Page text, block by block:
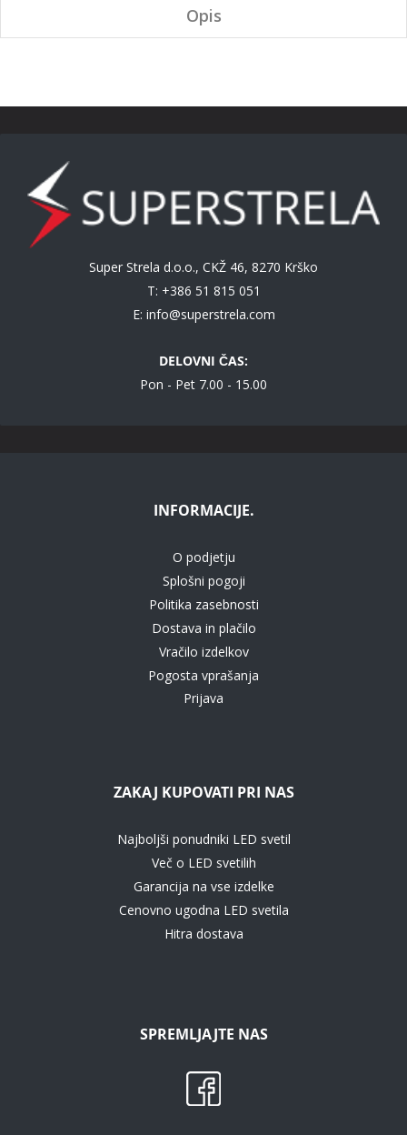
Opis
Super Strela d.o.o., CKŽ 46, 8270 Krško
T: +386 51 815 051
E: info@superstrela.com
DELOVNI ČAS:
Pon - Pet 7.00 - 15.00
INFORMACIJE.
O podjetju
Splošni pogoji
Politika zasebnosti
Dostava in plačilo
Vračilo izdelkov
Pogosta vprašanja
Prijava
ZAKAJ KUPOVATI PRI NAS
Najboljši ponudniki LED svetil
Več o LED svetilih
Garancija na vse izdelke
Cenovno ugodna LED svetila
Hitra dostava
SPREMLJAJTE NAS